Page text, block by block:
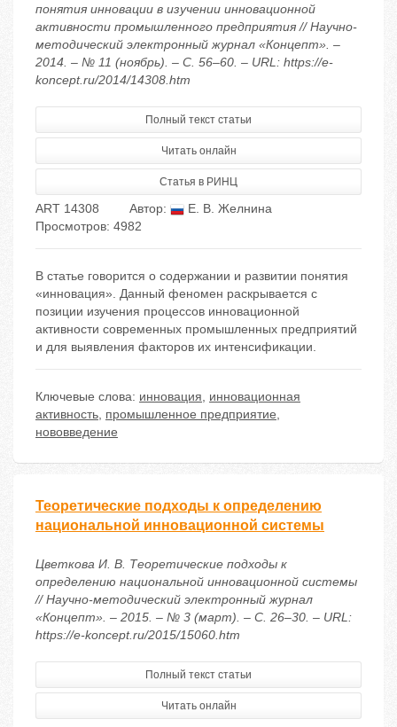
понятия инновации в изучении инновационной
активности промышленного предприятия // Научно-
методический электронный журнал «Концепт». –
2014. – № 11 (ноябрь). – С. 56–60. – URL: https://e-
koncept.ru/2014/14308.htm
Полный текст статьи
Читать онлайн
Статья в РИНЦ
ART 14308 Автор:
Е. В. Желнина
Просмотров: 4982
В статье говорится о содержании и развитии понятия
«инновация». Данный феномен раскрывается с
позиции изучения процессов инновационной
активности современных промышленных предприятий
и для выявления факторов их интенсификации.
Ключевые слова: инновация, инновационная
активность, промышленное предприятие,
нововведение
Теоретические подходы к определению
национальной инновационной системы
Цветкова И. В. Теоретические подходы к
определению национальной инновационной системы
// Научно-методический электронный журнал
«Концепт». – 2015. – № 3 (март). – С. 26–30. – URL:
https://e-koncept.ru/2015/15060.htm
Полный текст статьи
Читать онлайн